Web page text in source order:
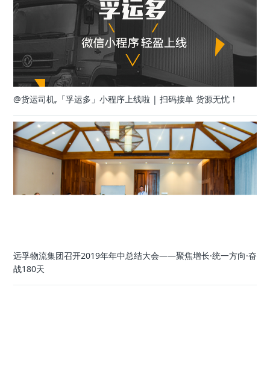
@货运司机,「孚运多」小程序上线啦 | 扫码接单 货源无忧！
远孚物流集团召开2019年年中总结大会——聚焦增长·统一方向·奋
战180天